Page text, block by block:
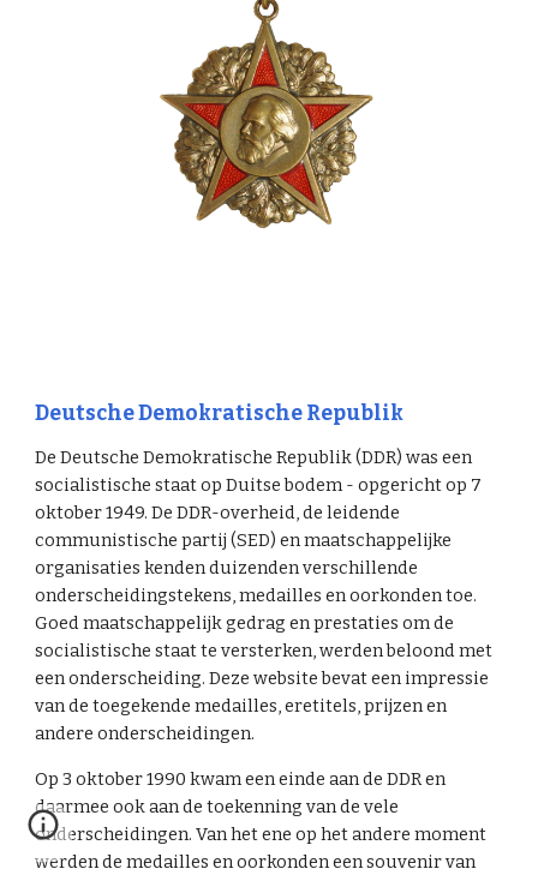
Deutsche Demokratische Republik
De Deutsche Demokratische Republik (DDR) was een
socialistische staat op Duitse bodem - opgericht op 7
oktober 1949. De DDR-overheid, de leidende
communistische partij (SED) en maatschappelijke
organisaties kenden duizenden verschillende
onderscheidingstekens, medailles en oorkonden toe.
Goed maatschappelijk gedrag en prestaties om de
socialistische staat te versterken, werden beloond met
een onderscheiding. Deze website bevat een impressie
van de toegekende medailles, eretitels, prijzen en
andere onderscheidingen.
Op 3 oktober 1990 kwam een einde aan de DDR en
daarmee ook aan de toekenning van de vele
onderscheidingen. Van het ene op het andere moment
werden de medailles en oorkonden een souvenir van